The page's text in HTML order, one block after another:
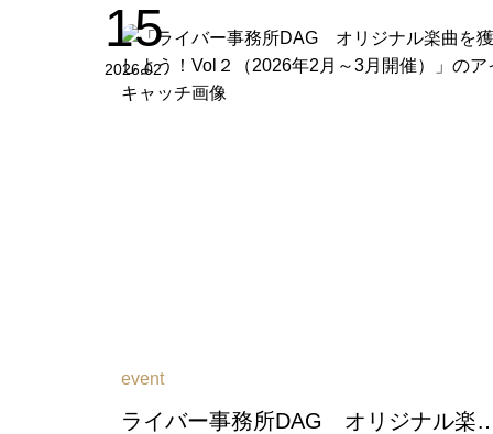
15
2026.02
event
ライバー事務所DAG オリジナル楽曲を獲得